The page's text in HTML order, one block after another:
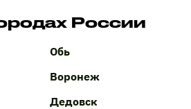
России
Обь
Воронеж
Дедовск